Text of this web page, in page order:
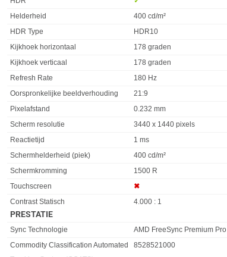
Helderheid
400 cd/m²
HDR Type
HDR10
Kijkhoek horizontaal
178 graden
Kijkhoek verticaal
178 graden
Refresh Rate
180 Hz
Oorspronkelijke beeldverhouding
21:9
Pixelafstand
0.232 mm
Scherm resolutie
3440 x 1440 pixels
Reactietijd
1 ms
Schermhelderheid (piek)
400 cd/m²
Schermkromming
1500 R
Touchscreen
✖︎
Contrast Statisch
4.000 : 1
PRESTATIE
Eigenschap Waarde
Sync Technologie
AMD FreeSync Premium Pro
Commodity Classification Automated
8528521000